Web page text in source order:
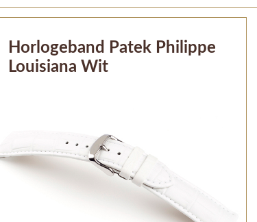
Horlogeband Patek Philippe
Louisiana Wit